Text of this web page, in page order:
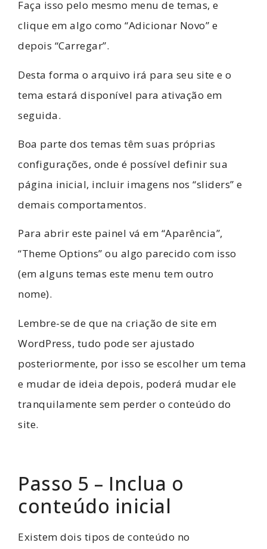
Faça isso pelo mesmo menu de temas, e
clique em algo como “Adicionar Novo” e
depois “Carregar”.
Desta forma o arquivo irá para seu site e o
tema estará disponível para ativação em
seguida.
Boa parte dos temas têm suas próprias
configurações, onde é possível definir sua
página inicial, incluir imagens nos “sliders” e
demais comportamentos.
Para abrir este painel vá em “Aparência”,
“Theme Options” ou algo parecido com isso
(em alguns temas este menu tem outro
nome).
Lembre-se de que na criação de site em
WordPress, tudo pode ser ajustado
posteriormente, por isso se escolher um tema
e mudar de ideia depois, poderá mudar ele
tranquilamente sem perder o conteúdo do
site.
Passo 5 – Inclua o
conteúdo inicial
Existem dois tipos de conteúdo no